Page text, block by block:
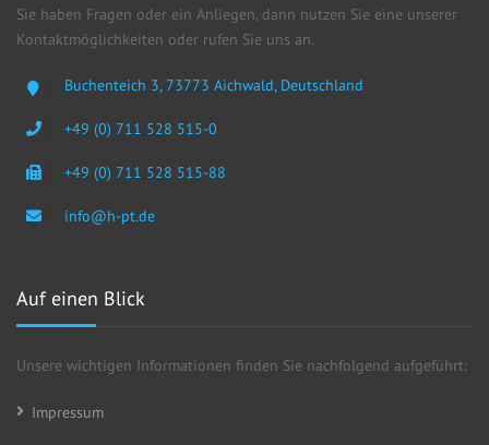
Sie haben Fragen oder ein Anliegen, dann nutzen Sie eine unserer
Kontakt­möglichkeiten oder rufen Sie uns an.
Buchenteich 3, 73773 Aichwald, Deutschland
+49 (0) 711 528 515-0
+49 (0) 711 528 515-88
info@h-pt.de
Auf einen Blick
Unsere wichtigen Informationen finden Sie nachfolgend aufgeführt:
Impressum